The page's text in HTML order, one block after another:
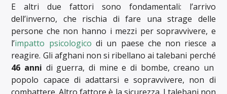
E altri due fattori sono fondamentali: l’arrivo
dell’inverno, che rischia di fare una strage delle
persone che non hanno i mezzi per sopravvivere, e
l’impatto psicologico di un paese che non riesce a
reagire. Gli afghani non si ribellano ai talebani perché
46 anni di guerra, di mine e di bombe, creano un
popolo capace di adattarsi e sopravvivere, non di